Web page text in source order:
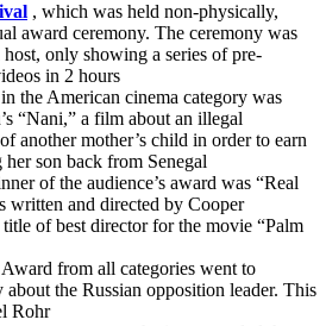
, which was held non-physically,
award ceremony. The ceremony was
only showing a series of pre-
in 2 hours
the American cinema category was
“Nani,” a film about an illegal
another mother’s child in order to earn
son back from Senegal
of the audience’s award was “Real
written and directed by Cooper
of best director for the movie “Palm
from all categories went to
the Russian opposition leader. This
Rohr